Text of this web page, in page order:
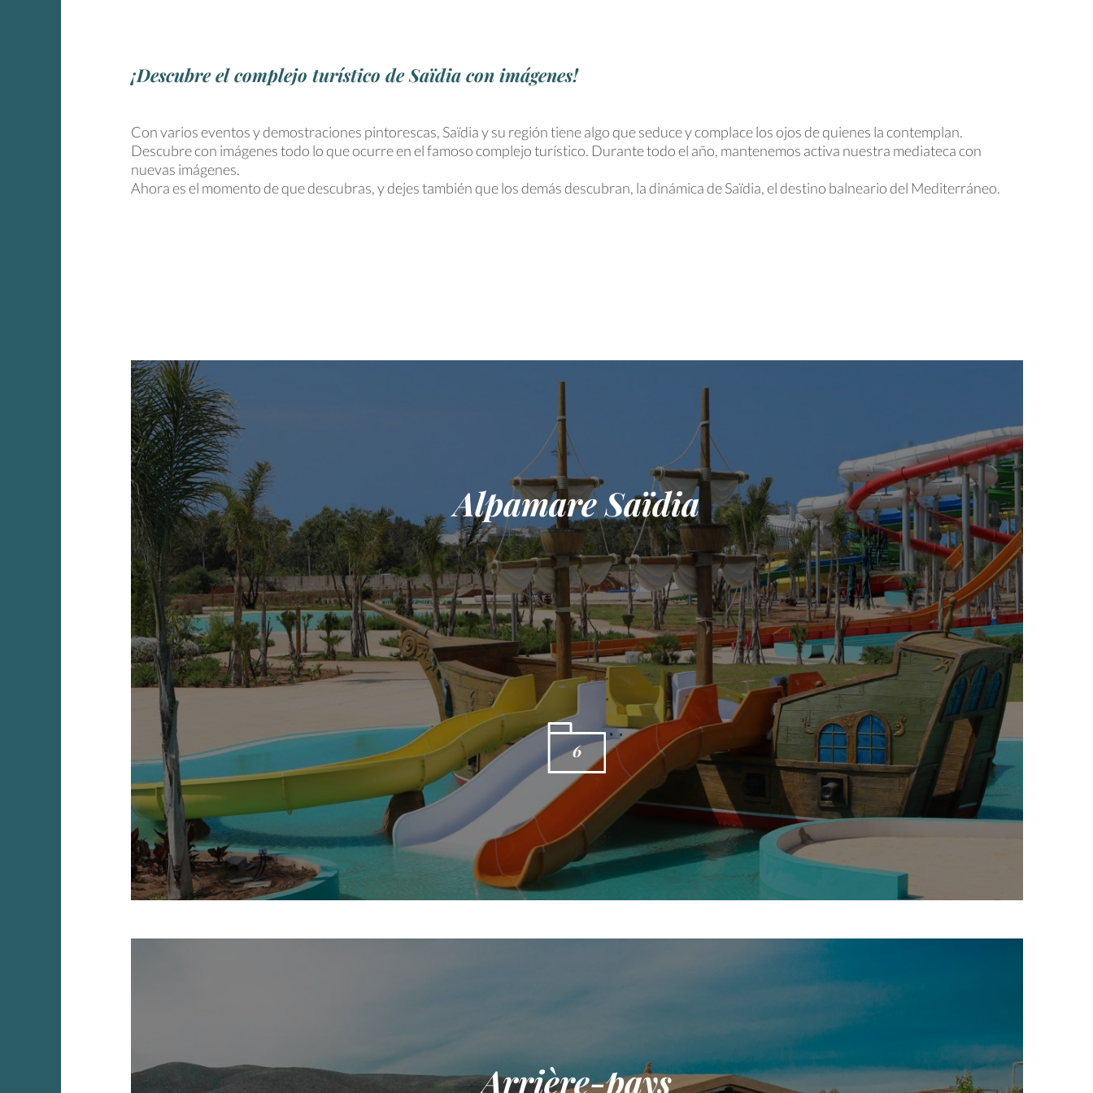
¡Descubre el complejo turístico de Saïdia con imágenes!
Con varios eventos y demostraciones pintorescas, Saïdia y su región tiene algo que seduce y complace los ojos de quienes la contemplan.
Descubre con imágenes todo lo que ocurre en el famoso complejo turístico. Durante todo el año, mantenemos activa nuestra mediateca con
nuevas imágenes.
Ahora es el momento de que descubras, y dejes también que los demás descubran, la dinámica de Saïdia, el destino balneario del Mediterráneo.
Alpamare Saïdia
6
Arrière-pays